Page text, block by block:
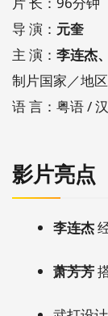
导 演： 元奎
主 演： 李连杰
制片国家／地
语 言：粤语 /
影片亮点
李连杰
萧芳芳